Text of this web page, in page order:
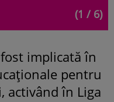
(1 / 6)
implicată în
pentru
activând în Liga